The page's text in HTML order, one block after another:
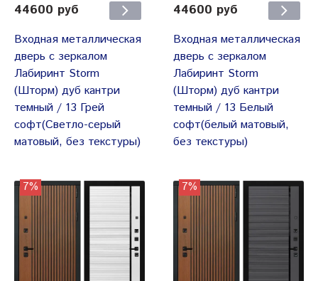
44600 руб
Входная металлическая
дверь с зеркалом
Лабиринт Storm
(Шторм) дуб кантри
темный / 13 Грей
софт(Светло-серый
матовый, без текстуры)
44600 руб
Входная металлическая
дверь с зеркалом
Лабиринт Storm
(Шторм) дуб кантри
темный / 13 Белый
софт(белый матовый,
без текстуры)
7% 7%